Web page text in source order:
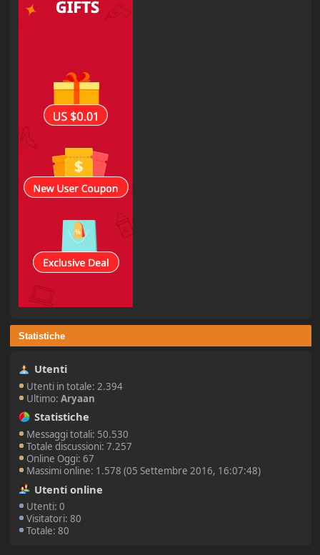
Statistiche
Utenti
Utenti in totale: 2.394
Ultimo:Aryaan
Statistiche
Messaggi totali: 50.530
Totale discussioni: 7.257
Online Oggi: 67
Massimi online: 1.578 (05 Settembre 2016, 16:07:48)
Utenti online
Utenti: 0
Visitatori: 80
Totale: 80